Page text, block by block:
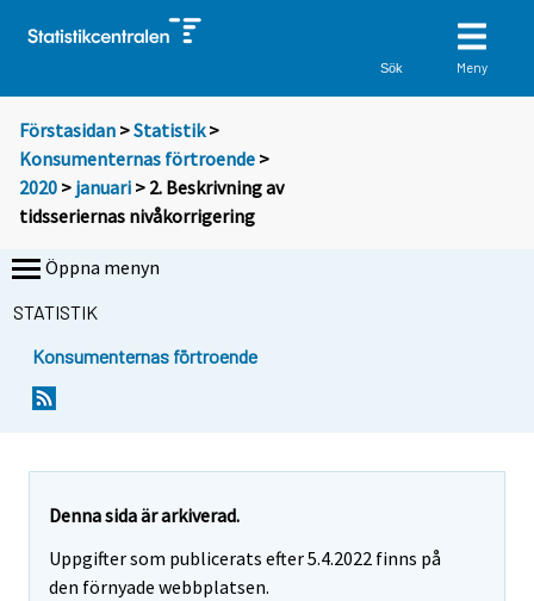
Sök Meny
Förstasidan >Statistik >
Konsumenternas förtroende >
2020 > januari > 2. Beskrivning av
tidsseriernas nivåkorrigering
Öppna menyn
STATISTIK
Konsumenternas förtroende
Denna sida är arkiverad.
Uppgifter som publicerats efter 5.4.2022 finns på
den förnyade webbplatsen.